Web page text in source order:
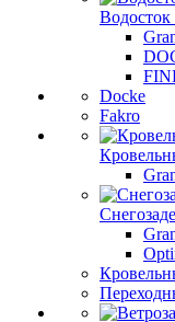
Водосток
Docke
Fakro